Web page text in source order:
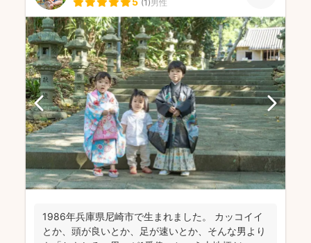
(1)男性
1986年兵庫県尼崎市で生まれました。 カッコイイ
とか、頭が良いとか、足が速いとか、そんな男より